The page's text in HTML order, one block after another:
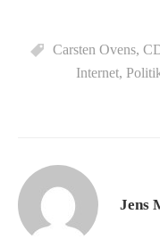
Carsten Ovens,
Internet,
Jens